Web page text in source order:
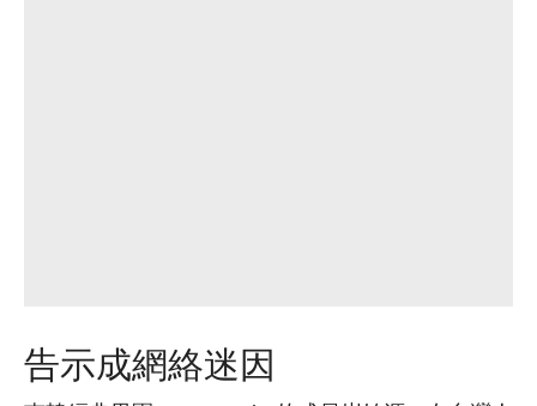
告示成網絡迷因